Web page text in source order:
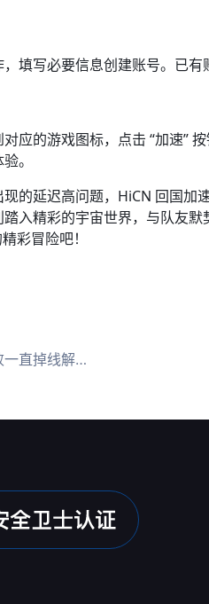
填写必要信息创建账号。已有
应的游戏图标，点击 “加速”
。​
的延迟高问题，HiCN 回国
入精彩的宇宙世界，与队友
彩冒险吧！​
线解决办法